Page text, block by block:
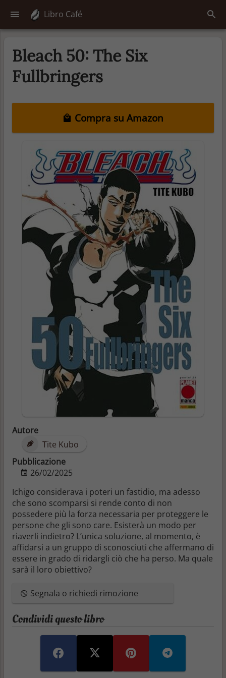
Libro Café
Bleach 50: The Six
Fullbringers
Compra su Amazon
Autore
Tite Kubo
Pubblicazione
26/02/2025
Ichigo considerava i poteri un fastidio, ma adesso
che sono scomparsi si rende conto di non
possedere più la forza necessaria per proteggere le
persone che gli sono care. Esisterà un modo per
riaverli indietro? L’unica soluzione, al momento, è
affidarsi a un gruppo di sconosciuti che affermano di
essere in grado di ridargli ciò che ha perso. Ma quale
sarà il loro obiettivo?
Segnala o richiedi rimozione
Condividi questo libro